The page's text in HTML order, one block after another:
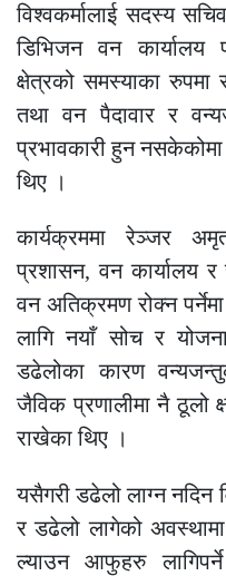
विश्वकर्मालाई सदस्य
डिभिजन वन
क्षेत्रको समस्याका
तथा वन पैदावार र
प्रभावकारी हुन
थिए ।
कार्यक्रममा रेञ्जर
प्रशासन, वन कार्यालय र
वन अतिक्रमण रोक्न
लागि नयाँ सोच र
डढेलोका कारण
जैविक प्रणालीमा नै ठूलो
राखेका थिए ।
यसैगरी डढेलो लाग्न नदिन
र डढेलो लागेको अवस्थामा
ल्याउन आफुहरु